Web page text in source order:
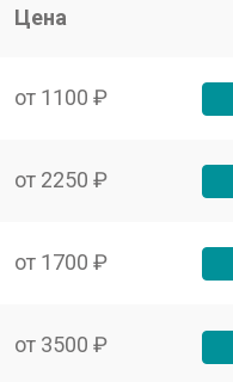
Цена
от 1100 ₽
от 2250 ₽
от 1700 ₽
от 3500 ₽